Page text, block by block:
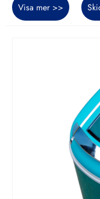
Visa mer >>